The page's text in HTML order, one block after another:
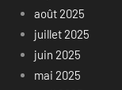
août 2025
juillet 2025
juin 2025
mai 2025